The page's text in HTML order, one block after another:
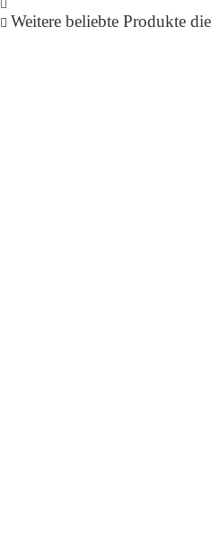
Weitere beliebte Produkte